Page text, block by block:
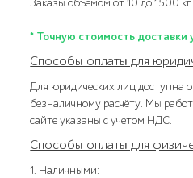
Заказы объемом от 10 до 1500
* Точную стоимость
Способы оплаты для
Для юридических лиц доступна
безналичному расчёту. Мы
сайте указаны с учетом НДС.
Способы оплаты для
1. Наличными: